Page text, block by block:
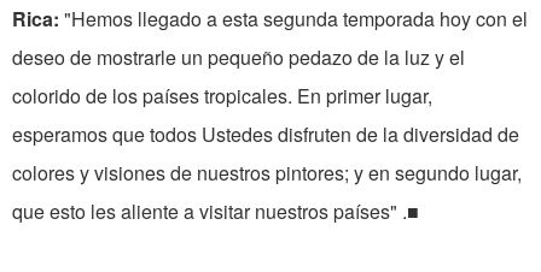
Rica: "Hemos llegado a esta segunda temporada hoy con el
deseo de mostrarle un pequeño pedazo de la luz y el
colorido de los países tropicales. En primer lugar,
esperamos que todos Ustedes disfruten de la diversidad de
colores y visiones de nuestros pintores; y en segundo lugar,
que esto les aliente a visitar nuestros países" .■